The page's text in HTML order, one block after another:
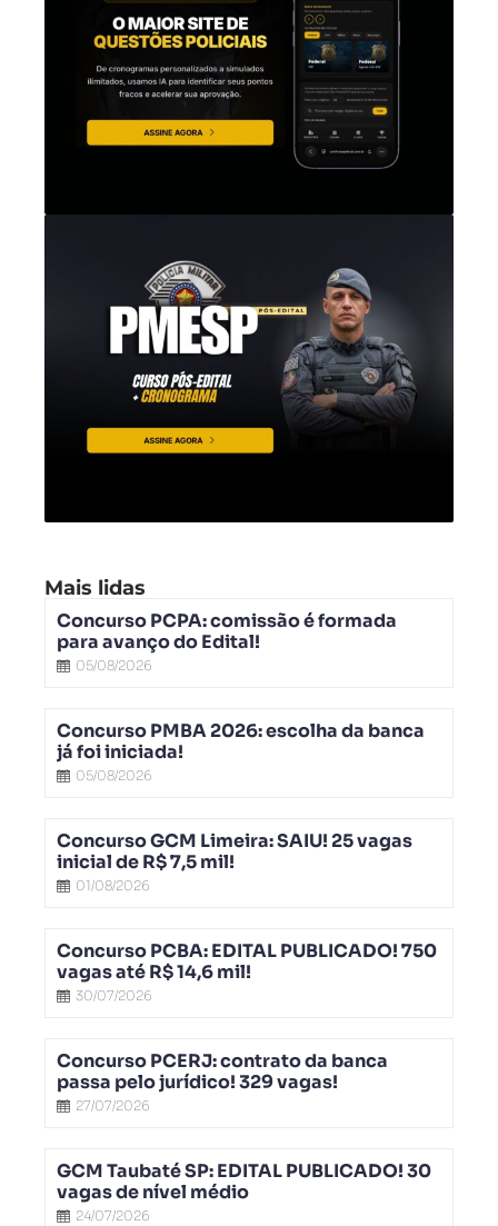
Mais lidas
Concurso PCPA: comissão é formada
para avanço do Edital!
05/08/2026
Concurso PMBA 2026: escolha da banca
já foi iniciada!
05/08/2026
Concurso GCM Limeira: SAIU! 25 vagas
inicial de R$ 7,5 mil!
01/08/2026
Concurso PCBA: EDITAL PUBLICADO! 750
vagas até R$ 14,6 mil!
30/07/2026
Concurso PCERJ: contrato da banca
passa pelo jurídico! 329 vagas!
27/07/2026
GCM Taubaté SP: EDITAL PUBLICADO! 30
vagas de nível médio
24/07/2026